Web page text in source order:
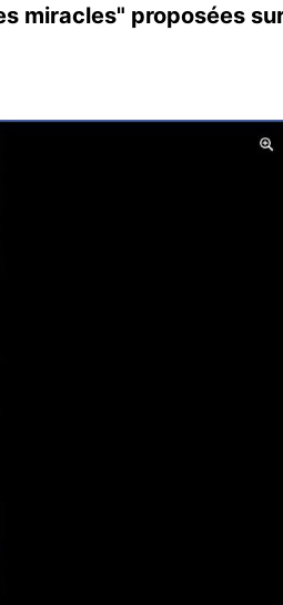
miracles" proposées